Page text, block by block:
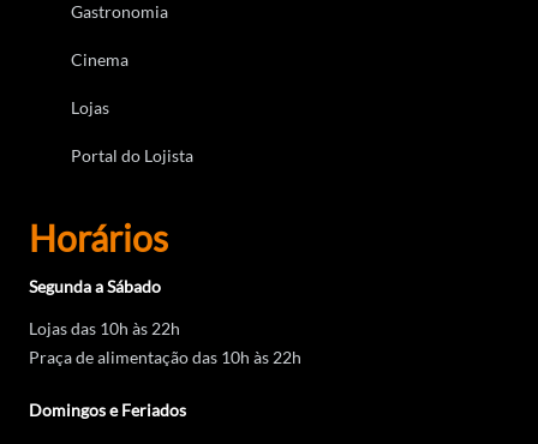
Gastronomia
Cinema
Lojas
Portal do Lojista
Horários
Segunda a Sábado
Lojas das 10h às 22h
Praça de alimentação das 10h às 22h
Domingos e Feriados